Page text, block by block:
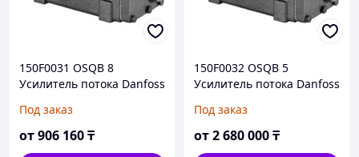
150F0031 OSQB 8
Усилитель потока Danfoss
Под заказ
от906 160₸
150F0032 OSQB 5
Усилитель потока Danfoss
Под заказ
от2 680 000₸